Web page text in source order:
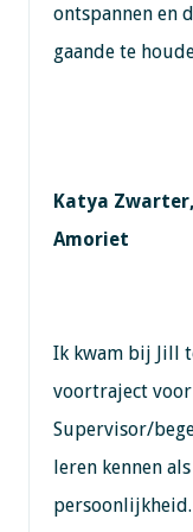
ontspannen en
gaande te
Katya
Amoriet
Ik kwam bij Jill
voortraject
Supervisor/
leren kennen